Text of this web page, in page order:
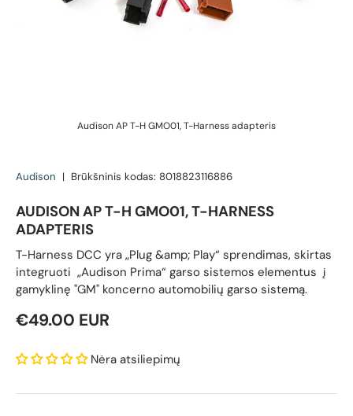
Audison AP T-H GMO01, T-Harness adapteris
Audison | Brūkšninis kodas: 8018823116886
AUDISON AP T-H GMO01, T-HARNESS
ADAPTERIS
T-Harness DCC yra „Plug &amp; Play“ sprendimas, skirtas
integruoti „Audison Prima“ garso sistemos elementus į
gamyklinę "GM" koncerno automobilių garso sistemą.
Reguliari kaina
€49.00 EUR
Nėra atsiliepimų